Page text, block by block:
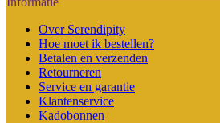
kan
worden
productpagina
Over Serendipity
Hoe moet ik bestellen?
Betalen en verzenden
Retourneren
Service en garantie
Klantenservice
Kadobonnen